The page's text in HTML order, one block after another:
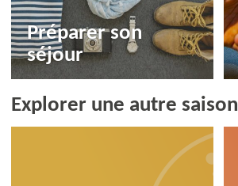
Préparer son
séjour
Explorer une autre saison